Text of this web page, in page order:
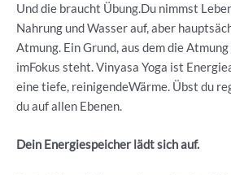
Und die braucht Übung.Du nimmst
Nahrung und Wasser auf, aber
Atmung. Ein Grund, aus dem die
imFokus steht. Vinyasa Yoga ist
eine tiefe, reinigendeWärme. Übst du
du auf allen Ebenen.
Dein Energiespeicher lädt sich auf.